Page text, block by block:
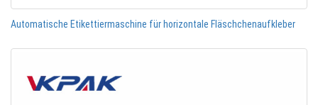
Automatische Etikettiermaschine für horizontale Fläschchenaufkleber